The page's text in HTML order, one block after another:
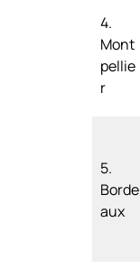
4.
Mont
pellie
r
5.
Borde
aux